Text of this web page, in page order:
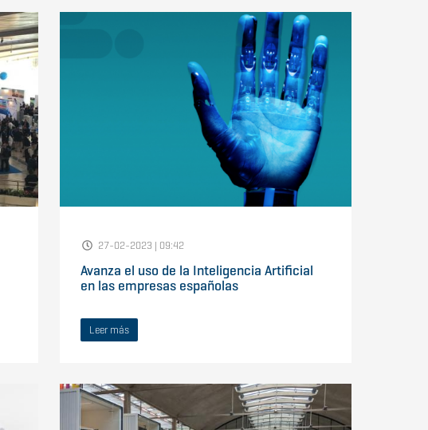
27-02-2023 | 09:42
Avanza el uso de la Inteligencia Artificial
en las empresas españolas
Leer más